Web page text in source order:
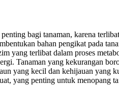
bagi tanaman, karena
bahan pengikat pada
yang terlibat dalam proses
Tanaman yang kekurangan
yang kecil dan kehijauan yang
yang penting untuk menopang